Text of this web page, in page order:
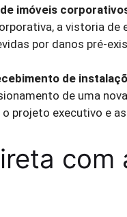
imóveis
a vistoria de
por danos pré-
de
de uma
projeto executivo e
com